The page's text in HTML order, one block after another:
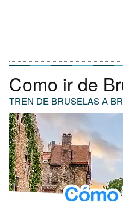
Como ir de
TREN DE BRUSELAS A